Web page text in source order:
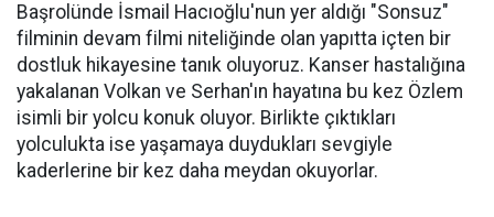
Başrolünde İsmail Hacıoğlu'nun yer aldığı "Sonsuz"
filminin devam filmi niteliğinde olan yapıtta içten bir
dostluk hikayesine tanık oluyoruz. Kanser hastalığına
yakalanan Volkan ve Serhan'ın hayatına bu kez Özlem
isimli bir yolcu konuk oluyor. Birlikte çıktıkları
yolculukta ise yaşamaya duydukları sevgiyle
kaderlerine bir kez daha meydan okuyorlar.